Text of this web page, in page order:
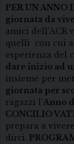
PER UN ANNO
giornata da
amici dell’ACR
quelli con cui
esperienza del
dare inizio ad
insieme per
giornata per
ragazzi l’Anno
CONCILIO
prepara a
dirci.